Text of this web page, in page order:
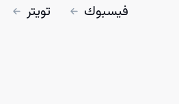
فيسبوك تويتر